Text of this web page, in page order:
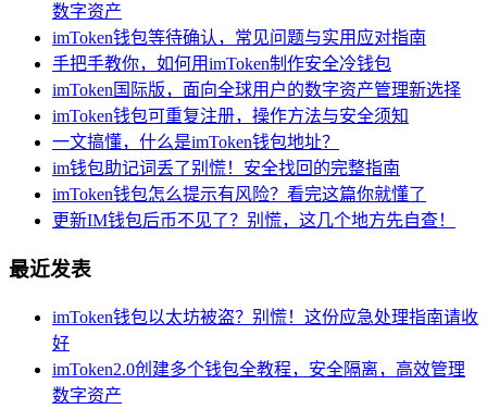
数字资产
imToken钱包等待确认，常见问题与实用应对指南
手把手教你，如何用imToken制作安全冷钱包
imToken国际版，面向全球用户的数字资产管理新选择
imToken钱包可重复注册，操作方法与安全须知
一文搞懂，什么是imToken钱包地址？
im钱包助记词丢了别慌！安全找回的完整指南
imToken钱包怎么提示有风险？看完这篇你就懂了
更新IM钱包后币不见了？别慌，这几个地方先自查！
最近发表
imToken钱包以太坊被盗？别慌！这份应急处理指南请收
好
imToken2.0创建多个钱包全教程，安全隔离，高效管理
数字资产